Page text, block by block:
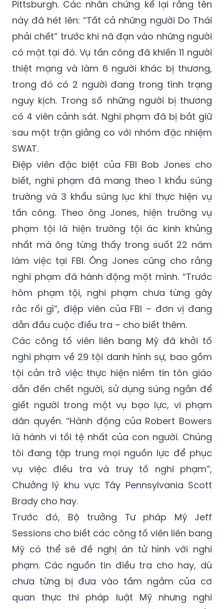
Theo Reuters, hôm 27/10, nghi phạm Robert
Bowers, 46 tuổi đã xông vào giáo đường ở
Pittsburgh. Các nhân chứng kể lại rằng tên
này đã hét lên: “Tất cả những người Do Thái
phải chết” trước khi nã đạn vào những người
có mặt tại đó. Vụ tấn công đã khiến 11 người
thiệt mạng và làm 6 người khác bị thương,
trong đó có 2 người đang trong tình trạng
nguy kịch. Trong số những người bị thương
có 4 viên cảnh sát. Nghi phạm đã bị bắt giữ
sau một trận giằng co với nhóm đặc nhiệm
SWAT.
Điệp viên đặc biệt của FBI Bob Jones cho
biết, nghi phạm đã mang theo 1 khẩu súng
trường và 3 khẩu súng lục khi thực hiện vụ
tấn công. Theo ông Jones, hiện trường vụ
phạm tội là hiện trường tội ác kinh khủng
nhất mà ông từng thấy trong suốt 22 năm
làm việc tại FBI. Ông Jones cũng cho rằng
nghi phạm đã hành động một mình. “Trước
hôm phạm tội, nghi phạm chưa từng gây
rắc rối gì”, điệp viên của FBI – đơn vị đang
dẫn đầu cuộc điều tra – cho biết thêm.
Các công tố viên liên bang Mỹ đã khởi tố
nghi phạm về 29 tội danh hình sự, bao gồm
tội cản trở việc thực hiện niềm tin tôn giáo
dẫn đến chết người, sử dụng súng ngắn để
giết người trong một vụ bạo lực, vi phạm
dân quyền. “Hành động của Robert Bowers
là hành vi tồi tệ nhất của con người. Chúng
tôi đang tập trung mọi nguồn lực để phục
vụ việc điều tra và truy tố nghi phạm”,
Chưởng lý khu vực Tây Pennsylvania Scott
Brady cho hay.
Trước đó, Bộ trưởng Tư pháp Mỹ Jeff
Sessions cho biết các công tố viên liên bang
Mỹ có thể sẽ đề nghị án tử hình với nghi
phạm. Các nguồn tin điều tra cho hay, dù